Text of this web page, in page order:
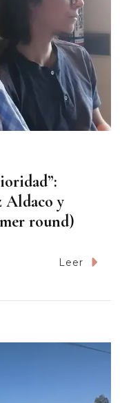
Aldaco y
round)
Leer